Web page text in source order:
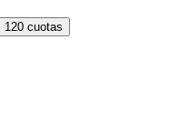
120 cuotas